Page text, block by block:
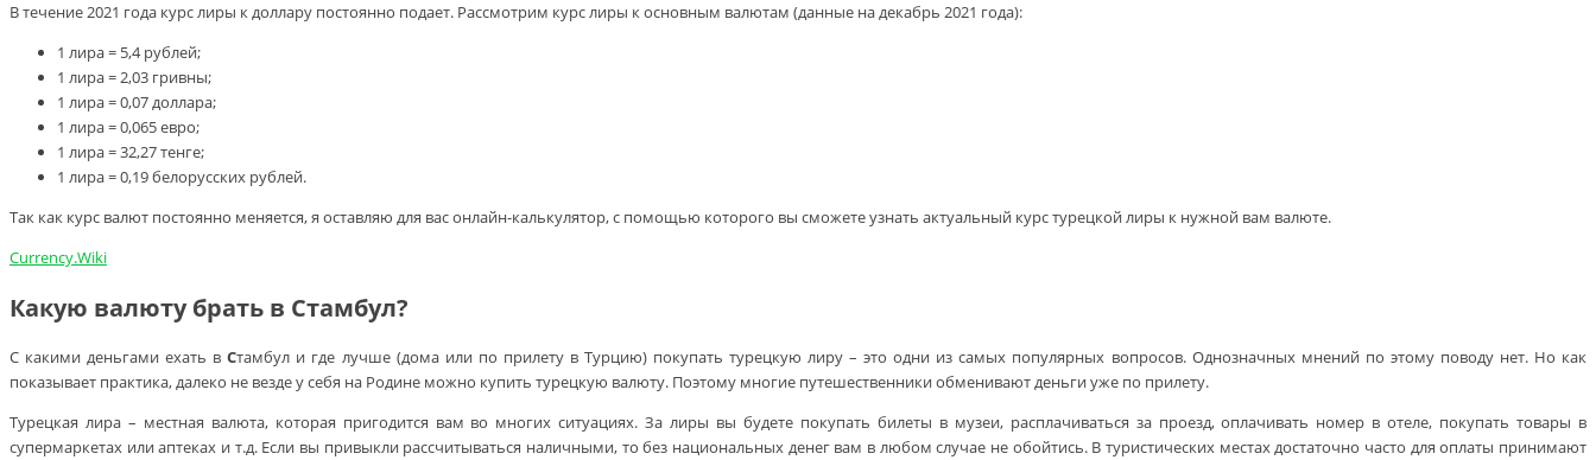
В течение 2021 года курс лиры к доллару постоянно подает. Рассмотрим курс лиры к основным валютам (данные на декабрь 2021 года):
1 лира = 5,4 рублей;
1 лира = 2,03 гривны;
1 лира = 0,07 доллара;
1 лира = 0,065 евро;
1 лира = 32,27 тенге;
1 лира = 0,19 белорусских рублей.
Так как курс валют постоянно меняется, я оставляю для вас онлайн-калькулятор, с помощью которого вы сможете узнать актуальный курс турецкой лиры к нужной вам валюте.
Currency.Wiki
Какую валюту брать в Стамбул?
С какими деньгами ехать вСтамбул и где лучше (дома или по прилету в Турцию) покупать турецкую лиру – это одни из самых популярных вопросов. Однозначных мнений по этому поводу нет. Но как
показывает практика, далеко не везде у себя на Родине можно купить турецкую валюту. Поэтому многие путешественники обменивают деньги уже по прилету.
Турецкая лира – местная валюта, которая пригодится вам во многих ситуациях. За лиры вы будете покупать билеты в музеи, расплачиваться за проезд, оплачивать номер в отеле, покупать товары в
супермаркетах или аптеках и т.д. Если вы привыкли рассчитываться наличными, то без национальных денег вам в любом случае не обойтись. В туристических местах достаточно часто для оплаты принимают